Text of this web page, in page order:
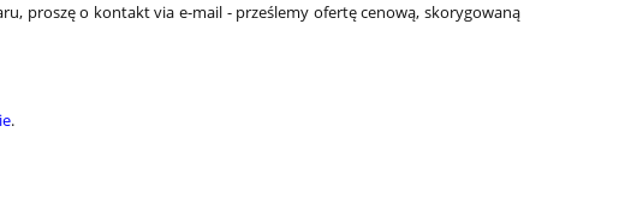
proszę o kontakt via e-mail - prześlemy ofertę cenową, skorygowaną
.